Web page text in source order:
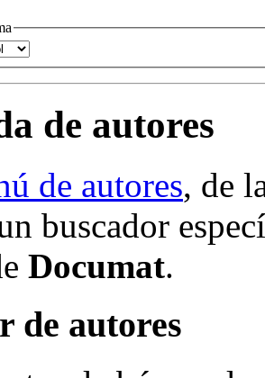
de autores
de autores, de
buscador
Documat.
de autores